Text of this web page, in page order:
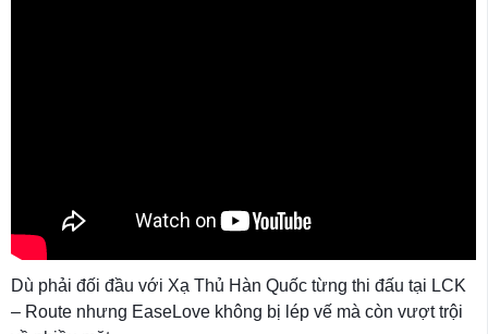
Dù phải đối đầu với Xạ Thủ Hàn Quốc từng thi đấu tại LCK
– Route nhưng EaseLove không bị lép vế mà còn vượt trội